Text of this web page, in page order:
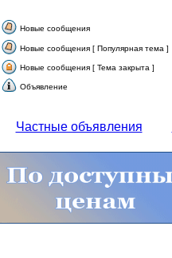
Новые сообщения
Новые сообщения [ Популярная тема ]
Новые сообщения [ Тема закрыта ]
Объявление
Частные объявления